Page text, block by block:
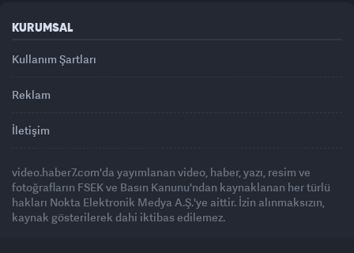
KURUMSAL
Kullanım Şartları
Reklam
İletişim
video.haber7.com'da yayımlanan video, haber, yazı, resim ve
fotoğrafların FSEK ve Basın Kanunu'ndan kaynaklanan her türlü
hakları Nokta Elektronik Medya A.Ş.'ye aittir. İzin alınmaksızın,
kaynak gösterilerek dahi iktibas edilemez.